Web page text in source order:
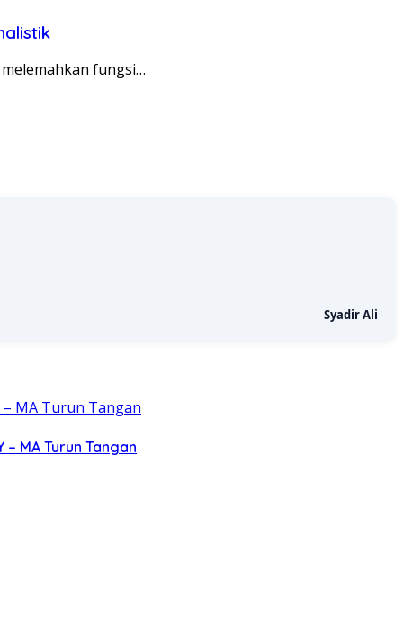
fungsi…
—Syadir Ali
MA Turun Tangan